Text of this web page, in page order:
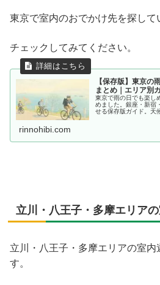
東京で室内のおでかけ先を探して
チェックしてみてください。
【保存版】東京の
まとめ｜エリア別
東京で雨の日でも楽し
めました。銀座・新宿
せる保存版ガイド。天
rinnohibi.com
立川・八王子・多摩エリア
立川・八王子・多摩エリアの室
す。